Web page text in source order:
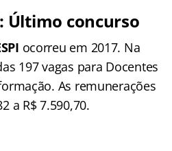
Último concurso
ocorreu em 2017. Na
197 vagas para Docentes
As remunerações
a R$ 7.590,70.